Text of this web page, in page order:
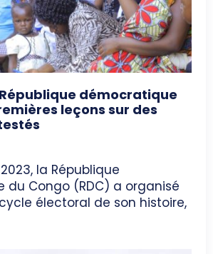
démocratique
leçons sur des
la République
Congo (RDC) a organisé
électoral de son histoire,